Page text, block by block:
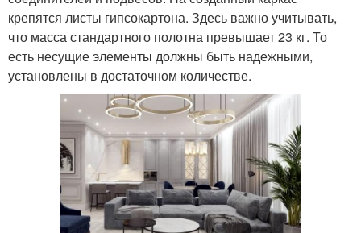
крепятся листы гипсокартона. Здесь важно учитывать,
что масса стандартного полотна превышает 23 кг. То
есть несущие элементы должны быть надежными,
установлены в достаточном количестве.